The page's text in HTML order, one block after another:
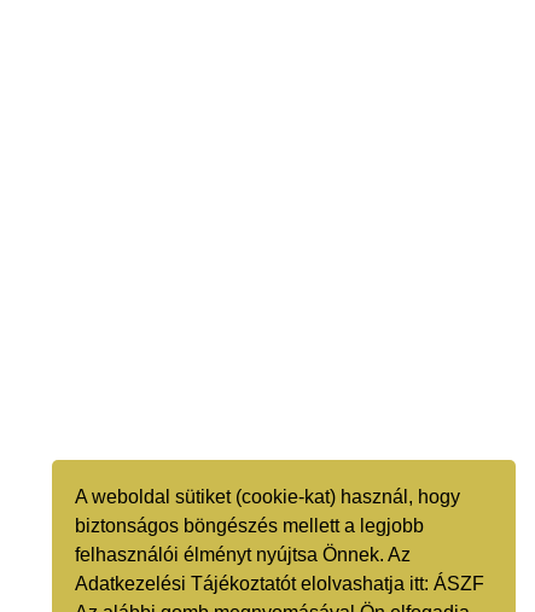
A weboldal sütiket (cookie-kat) használ, hogy
biztonságos böngészés mellett a legjobb
felhasználói élményt nyújtsa Önnek. Az
Adatkezelési Tájékoztatót elolvashatja itt:ÁSZF